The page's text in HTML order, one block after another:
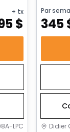
+ tx
$
LPC
Par
345
Didier